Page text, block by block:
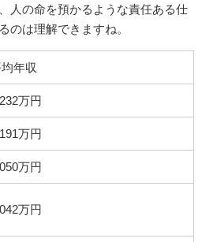
人の命を預かるような責任ある仕
のは理解できますね。
年収
万円
万円
万円
万円